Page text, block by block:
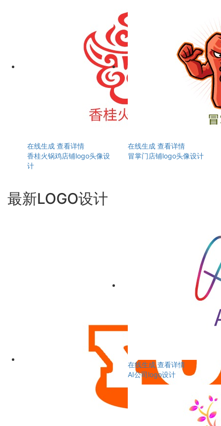
在线生成 查看详情
香桂火锅鸡店铺logo头像设
计
在线生成 查看详情
冒掌门店铺logo头像设计
最新LOGO设计
在线生成 查看详情
AI公司logo设计